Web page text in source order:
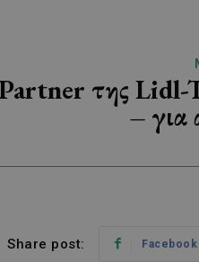
της Lidl-
– για
Share post: Facebook